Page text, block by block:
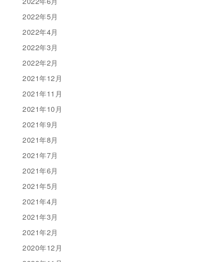
2022年5月
2022年4月
2022年3月
2022年2月
2021年12月
2021年11月
2021年10月
2021年9月
2021年8月
2021年7月
2021年6月
2021年5月
2021年4月
2021年3月
2021年2月
2020年12月